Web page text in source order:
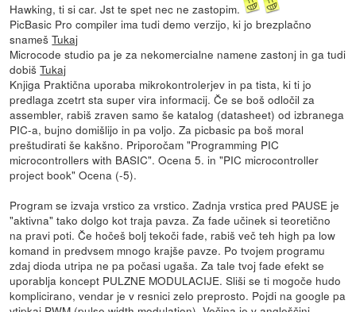
Hawking, ti si car. Jst te spet nec ne zastopim.
PicBasic Pro compiler ima tudi demo verzijo, ki jo brezplačno
snamešTukaj
Microcode studio pa je za nekomercialne namene zastonj in ga tudi
dobišTukaj
Knjiga Praktična uporaba mikrokontrolerjev in pa tista, ki ti jo
predlaga zcetrt sta super vira informacij. Če se boš odločil za
assembler, rabiš zraven samo še katalog (datasheet) od izbranega
PIC-a, bujno domišlijo in pa voljo. Za picbasic pa boš moral
preštudirati še kakšno. Priporočam "Programming PIC
microcontrollers with BASIC". Ocena 5. in "PIC microcontroller
project book" Ocena (-5).
Program se izvaja vrstico za vrstico. Zadnja vrstica pred PAUSE je
"aktivna" tako dolgo kot traja pavza. Za fade učinek si teoretično
na pravi poti. Če hočeš bolj tekoči fade, rabiš več teh high pa low
komand in predvsem mnogo krajše pavze. Po tvojem programu
zdaj dioda utripa ne pa počasi ugaša. Za tale tvoj fade efekt se
uporablja koncept PULZNE MODULACIJE. Sliši se ti mogoče hudo
komplicirano, vendar je v resnici zelo preprosto. Pojdi na google pa